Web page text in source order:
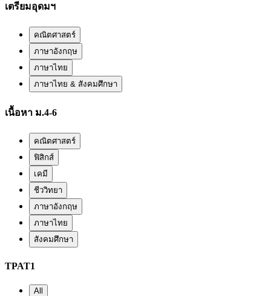
เตรียมอุดมฯ
คณิตศาสตร์
ภาษาอังกฤษ
ภาษาไทย
ภาษาไทย & สังคมศึกษา
เนื้อหา ม.4-6
คณิตศาสตร์
ฟิสิกส์
เคมี
ชีววิทยา
ภาษาอังกฤษ
ภาษาไทย
สังคมศึกษา
TPAT1
All